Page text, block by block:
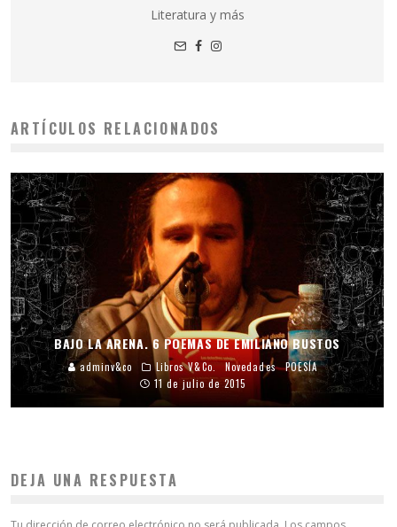
Literatura y más
ARTÍCULOS RELACIONADOS
BAJO LA ARENA. 6 POEMAS DE EMILIANO BUSTOS
adminv&co Libros V&Co. Novedades
POESÍA
11 de julio de 2015
DEJA UNA RESPUESTA